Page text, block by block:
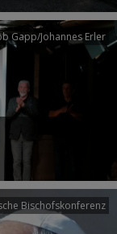
Gapp/Johannes Erler
Bischofskonferenz